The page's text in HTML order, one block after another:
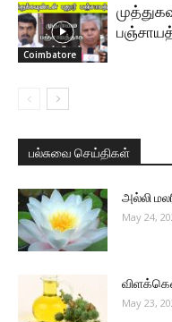
Coimbatore
பல்சுவை செய்திகள்
அல்லி
May 24,
May 23,